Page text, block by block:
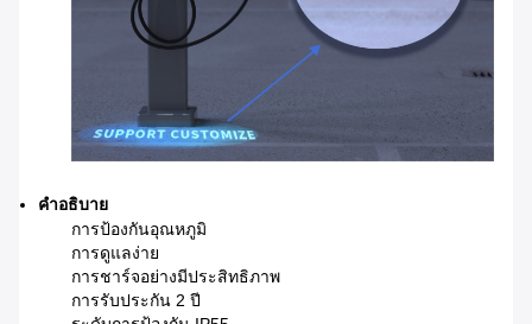
คําอธิบาย
การป้องกันอุณหภูมิ
การดูแลง่าย
การชาร์จอย่างมีประสิทธิภาพ
การรับประกัน 2 ปี